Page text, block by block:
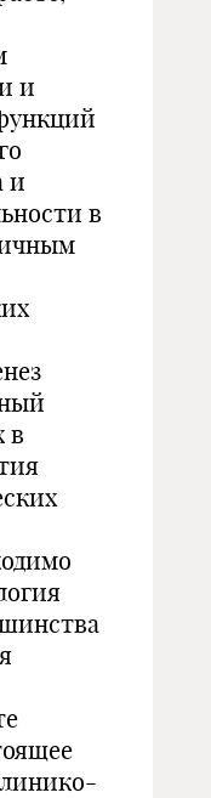
и
и
в
в